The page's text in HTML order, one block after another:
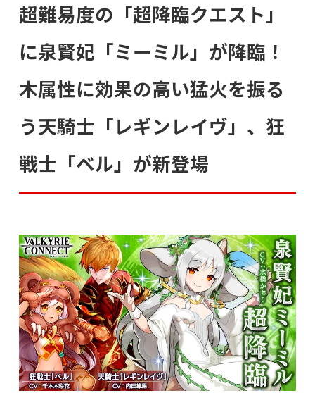
超難易度の「超降臨クエスト」
に泉賢妃「ミーミル」が降臨！
木属性に効果の高い猛火を振る
う天騎士「レギンレイヴ」、狂
戦士「ベル」が新登場